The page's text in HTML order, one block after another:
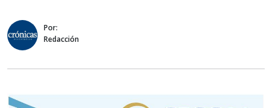
Por:
Redacción